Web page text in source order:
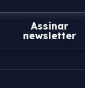
Assinar
newsletter